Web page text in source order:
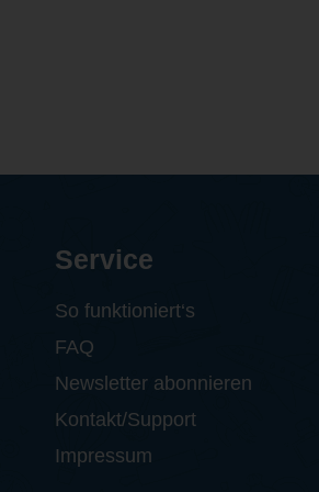
Service
So funktioniert‘s
FAQ
Newsletter abonnieren
Kontakt/Support
Impressum